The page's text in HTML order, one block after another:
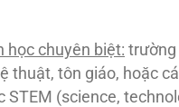
học chuyên biệt: trường
thuật, tôn giáo, hoặc
STEM (science,